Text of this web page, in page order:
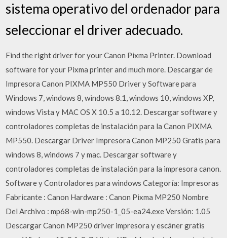
sistema operativo del ordenador para
seleccionar el driver adecuado.
Find the right driver for your Canon Pixma Printer. Download
software for your Pixma printer and much more. Descargar de
Impresora Canon PIXMA MP550 Driver y Software para
Windows 7, windows 8, windows 8.1, windows 10, windows XP,
windows Vista y MAC OS X 10.5 a 10.12. Descargar software y
controladores completas de instalación para la Canon PIXMA
MP550. Descargar Driver Impresora Canon MP250 Gratis para
windows 8, windows 7 y mac. Descargar software y
controladores completas de instalación para la impresora canon.
Software y Controladores para windows Categoría: Impresoras
Fabricante : Canon Hardware : Canon Pixma MP250 Nombre
Del Archivo : mp68-win-mp250-1_05-ea24.exe Versión: 1.05
Descargar Canon MP250 driver impresora y escáner gratis